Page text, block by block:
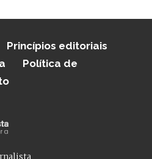
Princípios editoriais
Política de